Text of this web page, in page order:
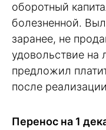
оборотный
болезненной.
заранее, не
удовольствие на
предложил
после
Перенос на 1